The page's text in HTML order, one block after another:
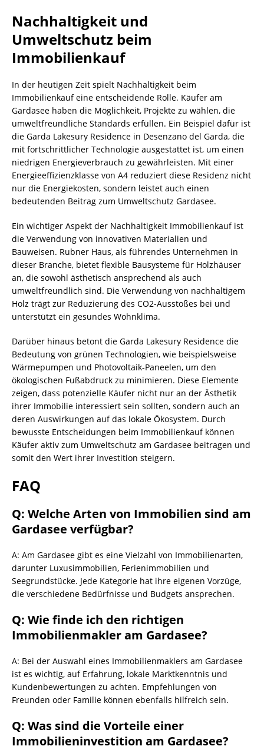
Nachhaltigkeit und
Umweltschutz beim
Immobilienkauf
In der heutigen Zeit spielt Nachhaltigkeit beim
Immobilienkauf eine entscheidende Rolle. Käufer am
Gardasee haben die Möglichkeit, Projekte zu wählen, die
umweltfreundliche Standards erfüllen. Ein Beispiel dafür ist
die Garda Lakesury Residence in Desenzano del Garda, die
mit fortschrittlicher Technologie ausgestattet ist, um einen
niedrigen Energieverbrauch zu gewährleisten. Mit einer
Energieeffizienzklasse von A4 reduziert diese Residenz nicht
nur die Energiekosten, sondern leistet auch einen
bedeutenden Beitrag zum Umweltschutz Gardasee.
Ein wichtiger Aspekt der Nachhaltigkeit Immobilienkauf ist
die Verwendung von innovativen Materialien und
Bauweisen. Rubner Haus, als führendes Unternehmen in
dieser Branche, bietet flexible Bausysteme für Holzhäuser
an, die sowohl ästhetisch ansprechend als auch
umweltfreundlich sind. Die Verwendung von nachhaltigem
Holz trägt zur Reduzierung des CO2-Ausstoßes bei und
unterstützt ein gesundes Wohnklima.
Darüber hinaus betont die Garda Lakesury Residence die
Bedeutung von grünen Technologien, wie beispielsweise
Wärmepumpen und Photovoltaik-Paneelen, um den
ökologischen Fußabdruck zu minimieren. Diese Elemente
zeigen, dass potenzielle Käufer nicht nur an der Ästhetik
ihrer Immobilie interessiert sein sollten, sondern auch an
deren Auswirkungen auf das lokale Ökosystem. Durch
bewusste Entscheidungen beim Immobilienkauf können
Käufer aktiv zum Umweltschutz am Gardasee beitragen und
somit den Wert ihrer Investition steigern.
FAQ
Q: Welche Arten von Immobilien sind am
Gardasee verfügbar?
A: Am Gardasee gibt es eine Vielzahl von Immobilienarten,
darunter Luxusimmobilien, Ferienimmobilien und
Seegrundstücke. Jede Kategorie hat ihre eigenen Vorzüge,
die verschiedene Bedürfnisse und Budgets ansprechen.
Q: Wie finde ich den richtigen
Immobilienmakler am Gardasee?
A: Bei der Auswahl eines Immobilienmaklers am Gardasee
ist es wichtig, auf Erfahrung, lokale Marktkenntnis und
Kundenbewertungen zu achten. Empfehlungen von
Freunden oder Familie können ebenfalls hilfreich sein.
Q: Was sind die Vorteile einer
Immobilieninvestition am Gardasee?